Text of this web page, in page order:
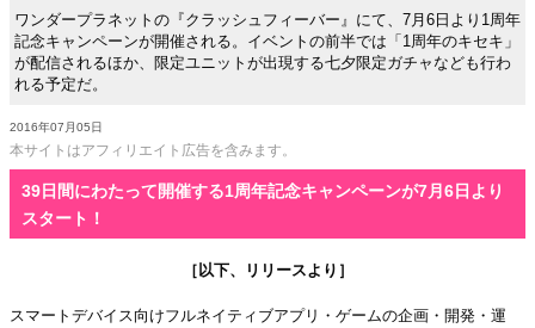
ワンダープラネットの『クラッシュフィーバー』にて、7月6日より1周年
記念キャンペーンが開催される。イベントの前半では「1周年のキセキ」
が配信されるほか、限定ユニットが出現する七夕限定ガチャなども行わ
れる予定だ。
2016年07月05日
本サイトはアフィリエイト広告を含みます。
39日間にわたって開催する1周年記念キャンペーンが7月6日より
スタート！
［以下、リリースより］
スマートデバイス向けフルネイティブアプリ・ゲームの企画・開発・運